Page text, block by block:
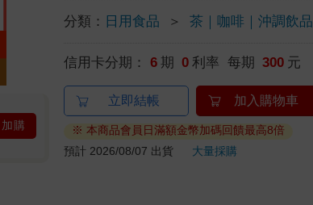
加購
分類： 日用食品 ＞ 茶｜咖啡｜沖調飲品
信用卡分期： 6 期 0 利率 每期 300 元
立即結帳 加入購物車
※ 本商品會員日滿額金幣加碼回饋最高8倍
預計 2026/08/07 出貨
大量採購